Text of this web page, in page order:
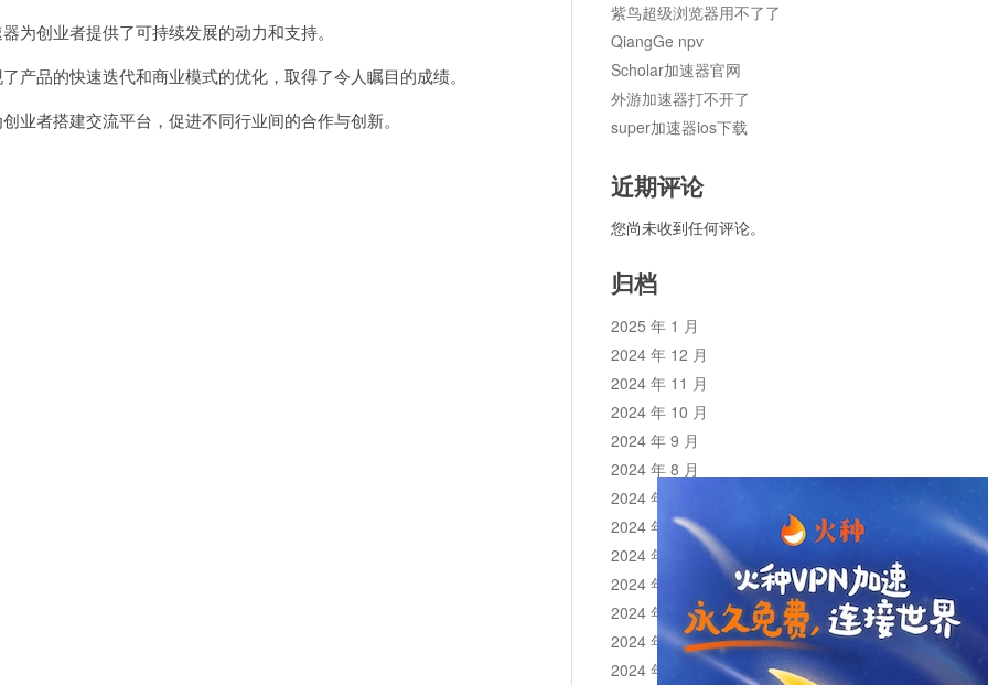
创业者提供了可持续发展的动力和支持。
品的快速迭代和商业模式的优化，取得了令人瞩目的成绩。
者搭建交流平台，促进不同行业间的合作与创新。
紫鸟超级浏览器用不了了
QiangGe npv
Scholar加速器官网
外游加速器打不开了
super加速器ios下载
近期评论
您尚未收到任何评论。
归档
2025 年 1 月
2024 年 12 月
2024 年 11 月
2024 年 10 月
2024 年 9 月
2024 年 8 月
2024 年 7 月
2024 年 6 月
2024 年 5 月
2024 年 4 月
2024 年 3 月
2024 年 2 月
2024 年 1 月